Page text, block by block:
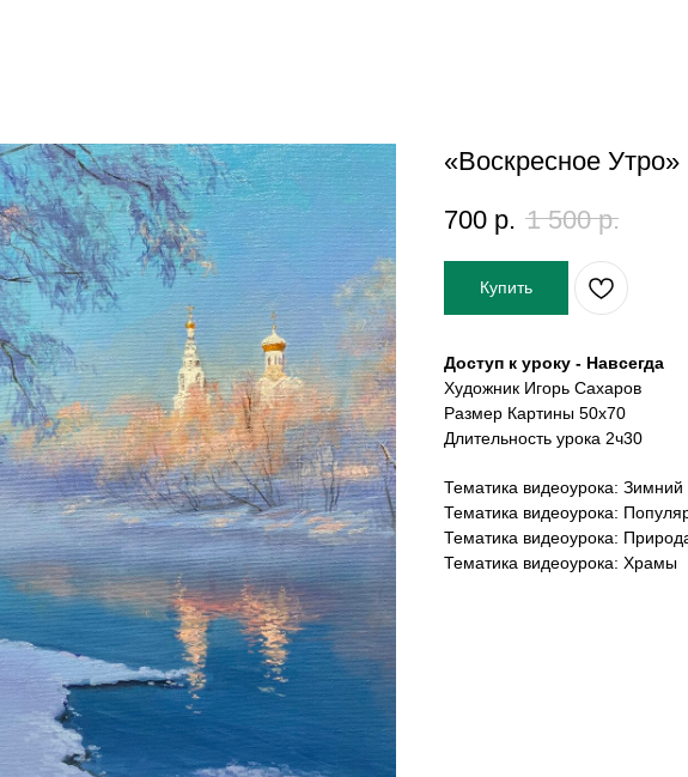
«Воскресное Утро»
700 р. 1 500 р.
Купить
Доступ к уроку - Навсегда
Художник Игорь Сахаров
Размер Картины 50х70
Длительность урока 2ч30
Тематика видеоурока: Зимний
Тематика видеоурока:
Тематика видеоурока:
Тематика видеоурока: Храмы